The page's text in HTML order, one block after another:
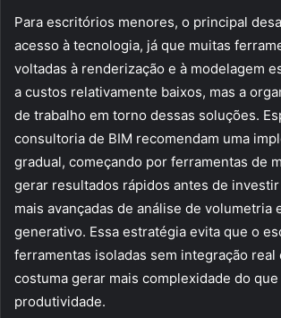
Para escritórios menores, o principal
acesso à tecnologia, já que muitas
voltadas à renderização e à modelagem
a custos relativamente baixos, mas a
de trabalho em torno dessas soluções.
consultoria de BIM recomendam uma
gradual, começando por ferramentas de
gerar resultados rápidos antes de
mais avançadas de análise de volumetria
generativo. Essa estratégia evita que o
ferramentas isoladas sem integração real
costuma gerar mais complexidade do
produtividade.